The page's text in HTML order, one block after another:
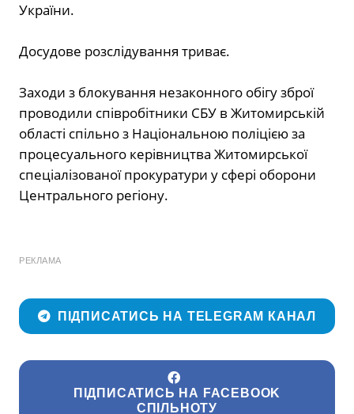
України.
Досудове розслідування триває.
Заходи з блокування незаконного обігу зброї
проводили співробітники СБУ в Житомирській
області спільно з Національною поліцією за
процесуального керівництва Житомирської
спеціалізованої прокуратури у сфері оборони
Центрального регіону.
РЕКЛАМА
ПІДПИСАТИСЬ НА TELEGRAM КАНАЛ
ПІДПИСАТИСЬ НА FACEBOOK
СПІЛЬНОТУ